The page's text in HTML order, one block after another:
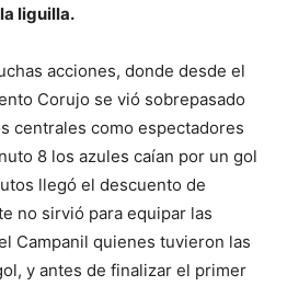
liguilla.
acciones, donde desde el
Corujo se vió sobrepasado
centrales como espectadores
8 los azules caían por un gol
llegó el descuento de
no sirvió para equipar las
Campanil quienes tuvieron las
y antes de finalizar el primer